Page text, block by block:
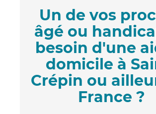
Un de vos
âgé ou
besoin d'une
domicile à
Crépin ou
France ?